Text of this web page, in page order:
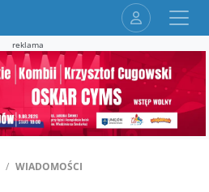
reklama
WIADOMOŚCI